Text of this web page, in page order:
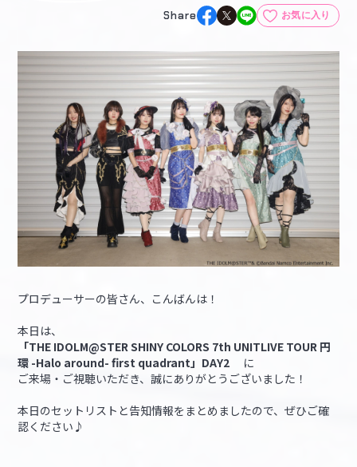
マイデスク設定変更 バンダイナムコID Link設定
Share お気に入り
プロデューサーの皆さん、こんばんは！
本日は、
「THE IDOLM@STER SHINY COLORS 7th UNITLIVE TOUR 円
環 -Halo around- first quadrant」DAY2 に
ご来場・ご視聴いただき、誠にありがとうございました！
本日のセットリストと告知情報をまとめましたので、ぜひご確
認ください♪